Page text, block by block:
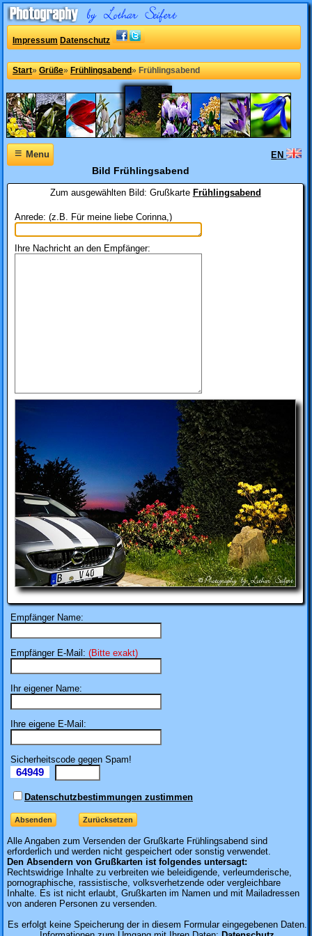
Impressum Datenschutz
Start» Grüße» Frühlingsabend» Frühlingsabend
≡Menu EN
Bild Frühlingsabend
Zum ausgewählten Bild: Grußkarte Frühlingsabend
Anrede: (z.B. Für meine liebe Corinna,)
Ihre Nachricht an den Empfänger:
Empfänger Name:
Empfänger E-Mail: (Bitte exakt)
Ihr eigener Name:
Ihre eigene E-Mail:
Sicherheitscode gegen Spam!
64949
Datenschutzbestimmungen zustimmen
Alle Angaben zum Versenden der Grußkarte Frühlingsabend sind
erforderlich und werden nicht gespeichert oder sonstig verwendet.
Den Absendern von Grußkarten ist folgendes untersagt:
Rechtswidrige Inhalte zu verbreiten wie beleidigende, verleumderische,
pornographische, rassistische, volksverhetzende oder vergleichbare
Inhalte. Es ist nicht erlaubt, Grußkarten im Namen und mit Mailadressen
von anderen Personen zu versenden.
Es erfolgt keine Speicherung der in diesem Formular eingegebenen Daten.